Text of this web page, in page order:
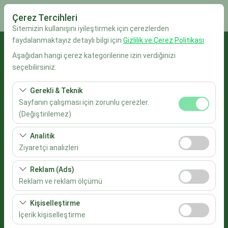
Çerez Tercihleri
Sitemizin kullanışını iyileştirmek için çerezlerden
faydalanmaktayız detaylı bilgi için Gizlilik ve Çerez Politikası
Aşağıdan hangi çerez kategorilerine izin verdiğinizi
seçebilirsiniz.
Gerekli & Teknik
Sayfanın çalışması için zorunlu çerezler.
(Değiştirilemez)
Bu çerezler sitenin doğru şekilde çalışması, güvenlik,
oturum yönetimi ve temel işlevler için gereklidir. Devre
dışı bırakılamaz.
Analitik
Ziyaretçi analizleri
Bu çerezler, sitemizin nasıl kullanıldığını (ziyaretçi sayısı,
en çok ziyaret edilen sayfalar, kullanıcı davranışları)
analiz etmemizi sağlar. Bu veriler, web sitesi
performansını ölçmek ve kullanıcı deneyimini sürekli
iyileştirmek için kullanılır.
Reklam (Ads)
Reklam ve reklam ölçümü
Bu çerezler, size ilgi alanlarınıza uygun kişiselleştirilmiş
reklamlar göstermemize ve reklam kampanyalarımızın
etkinliğini (gösterim sayısı, tıklama oranı) ölçmemize
Kişiselleştirme
İçerik kişiselleştirme
İstanbul Sabiha Gökçen Havalimanı
Aracı farklı bir lokasyona bırakacağım
Alış Tarih & Saat
Bırakış Tarih & Saat
09:00
Araçları Listele